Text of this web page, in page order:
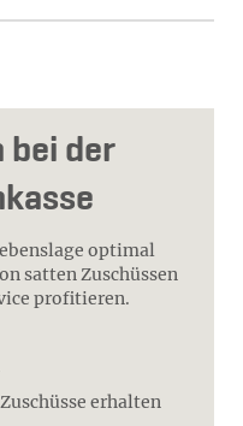
bei der
optimal
satten Zuschüssen
profitieren.
erhalten